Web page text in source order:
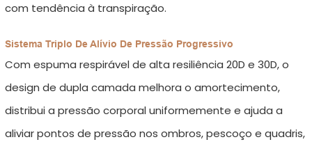
com tendência à transpiração.
Sistema Triplo De Alívio De Pressão Progressivo
Com espuma respirável de alta resiliência 20D e 30D, o
design de dupla camada melhora o amortecimento,
distribui a pressão corporal uniformemente e ajuda a
aliviar pontos de pressão nos ombros, pescoço e quadris,